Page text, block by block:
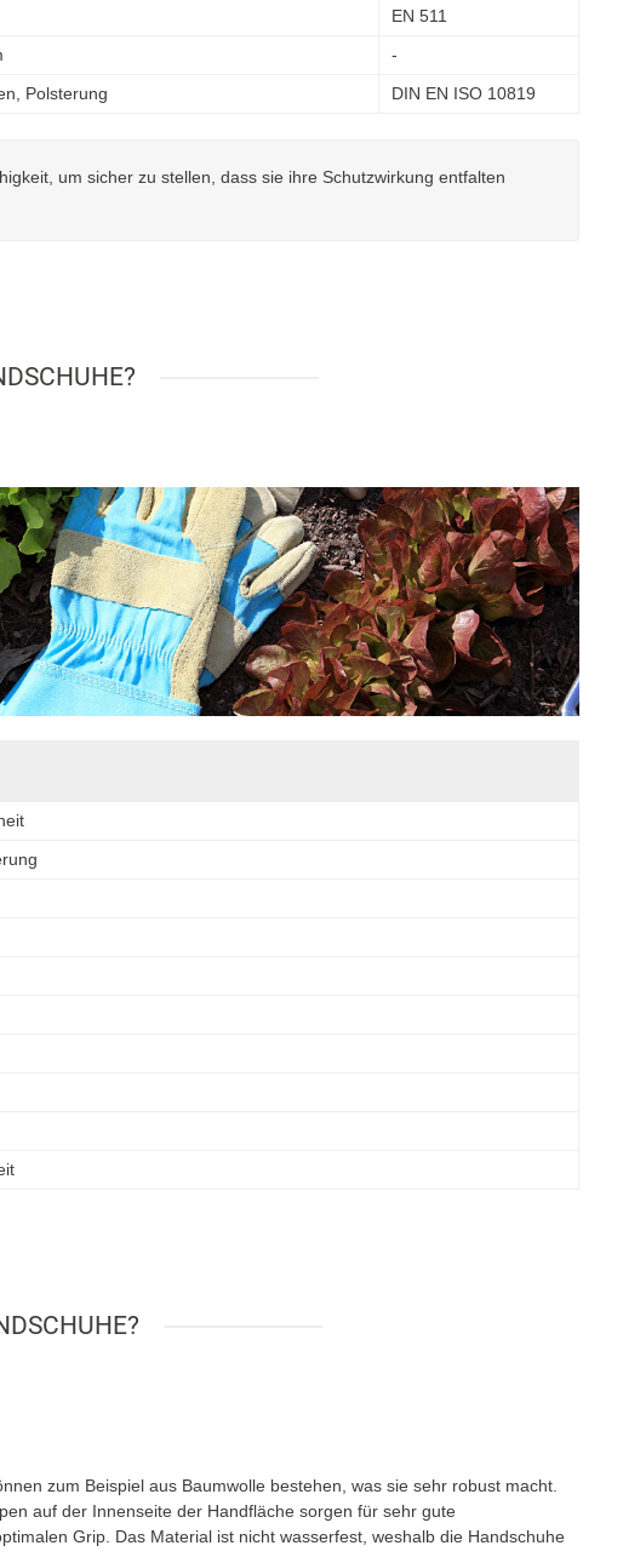
EN 511
-
Polsterung DIN EN ISO 10819
um sicher zu stellen, dass sie ihre Schutzwirkung entfalten
zum Beispiel aus Baumwolle bestehen, was sie sehr robust macht.
auf der Innenseite der Handfläche sorgen für sehr gute
Grip. Das Material ist nicht wasserfest, weshalb die Handschuhe